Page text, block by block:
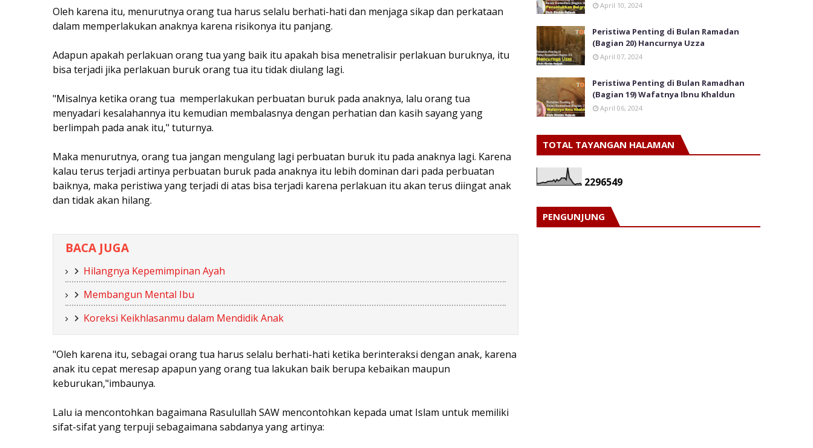
Oleh karena itu, menurutnya orang tua harus selalu berhati-hati dan menjaga sikap dan perkataan
dalam memperlakukan anaknya karena risikonya itu panjang.
Adapun apakah perlakuan orang tua yang baik itu apakah bisa menetralisir perlakuan buruknya, itu
bisa terjadi jika perlakuan buruk orang tua itu tidak diulang lagi.
"Misalnya ketika orang tua memperlakukan perbuatan buruk pada anaknya, lalu orang tua
menyadari kesalahannya itu kemudian membalasnya dengan perhatian dan kasih sayang yang
berlimpah pada anak itu," tuturnya.
Maka menurutnya, orang tua jangan mengulang lagi perbuatan buruk itu pada anaknya lagi. Karena
kalau terus terjadi artinya perbuatan buruk pada anaknya itu lebih dominan dari pada perbuatan
baiknya, maka peristiwa yang terjadi di atas bisa terjadi karena perlakuan itu akan terus diingat anak
dan tidak akan hilang.
BACA JUGA
Hilangnya Kepemimpinan Ayah
Membangun Mental Ibu
Koreksi Keikhlasanmu dalam Mendidik Anak
"Oleh karena itu, sebagai orang tua harus selalu berhati-hati ketika berinteraksi dengan anak, karena
anak itu cepat meresap apapun yang orang tua lakukan baik berupa kebaikan maupun
keburukan,"imbaunya.
Lalu ia mencontohkan bagaimana Rasulullah SAW mencontohkan kepada umat Islam untuk memiliki
sifat-sifat yang terpuji sebagaimana sabdanya yang artinya:
April 10, 2024
Peristiwa Penting di Bulan Ramadan
(Bagian 20) Hancurnya Uzza
April 07, 2024
Peristiwa Penting di Bulan Ramadhan
(Bagian 19) Wafatnya Ibnu Khaldun
April 06, 2024
TOTAL TAYANGAN HALAMAN
2296549
PENGUNJUNG